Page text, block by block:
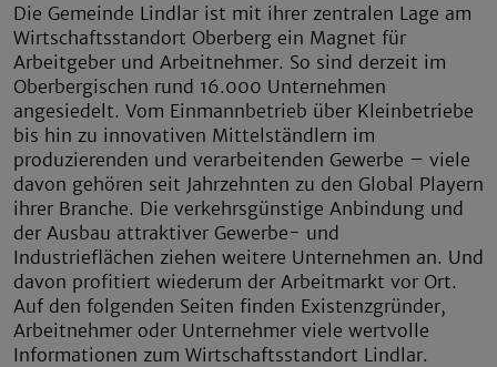
Die Gemeinde Lindlar ist mit ihrer zentralen Lage am
Wirtschaftsstandort Oberberg ein Magnet für
Arbeitgeber und Arbeitnehmer. So sind derzeit im
Oberbergischen rund 16.000 Unternehmen
angesiedelt. Vom Einmannbetrieb über Kleinbetriebe
bis hin zu innovativen Mittelständlern im
produzierenden und verarbeitenden Gewerbe – viele
davon gehören seit Jahrzehnten zu den Global Playern
ihrer Branche. Die verkehrsgünstige Anbindung und
der Ausbau attraktiver Gewerbe- und
Industrieflächen ziehen weitere Unternehmen an. Und
davon profitiert wiederum der Arbeitmarkt vor Ort.
Auf den folgenden Seiten finden Existenzgründer,
Arbeitnehmer oder Unternehmer viele wertvolle
Informationen zum Wirtschaftsstandort Lindlar.